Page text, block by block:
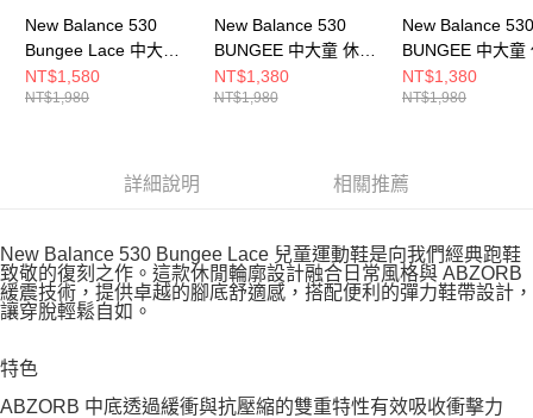
New Balance 530
Bungee Lace 中大童
休閒鞋 P5303WR-W
NT$1,580
NT$1,980
New Balance 530
BUNGEE 中大童 休閒
鞋 PZ530CH-W
NT$1,380
NT$1,980
New Balance 530
BUNGEE 中大童
鞋 PZ530CG-W
NT$1,380
NT$1,980
詳細說明 相關推薦
New Balance 530 Bungee Lace 兒童運動鞋是向我們經典跑鞋
致敬的復刻之作。這款休閒輪廓設計融合日常風格與 ABZORB
緩震技術，提供卓越的腳底舒適感，搭配便利的彈力鞋帶設計，
讓穿脫輕鬆自如。
特色
ABZORB 中底透過緩衝與抗壓縮的雙重特性有效吸收衝擊力